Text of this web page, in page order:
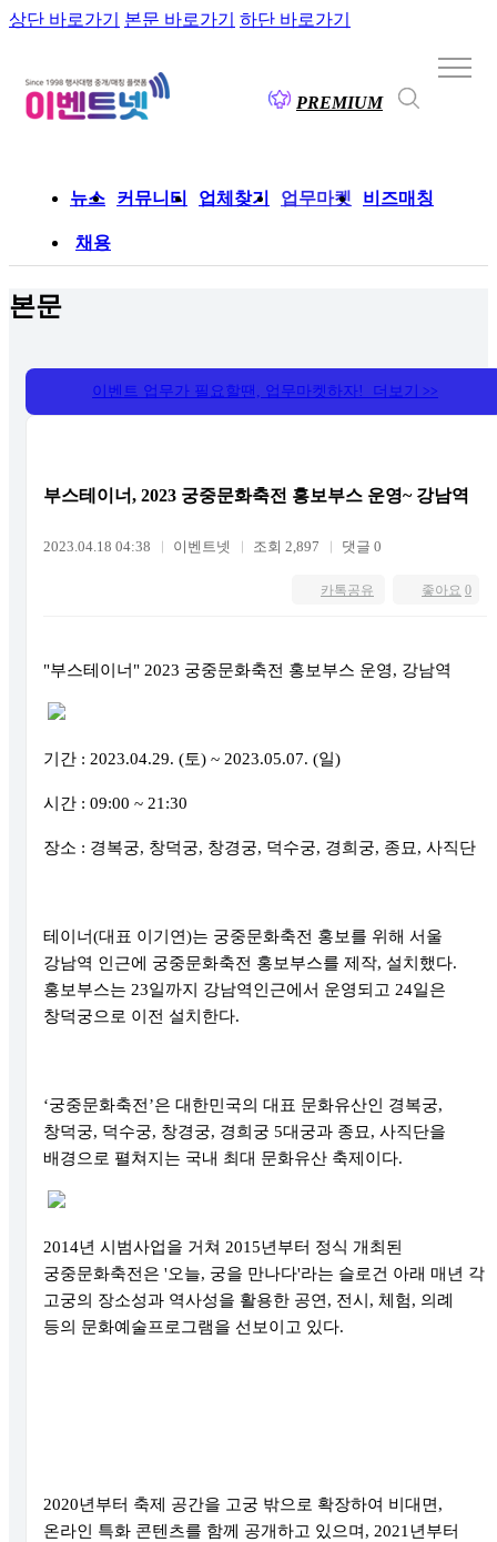
상단 바로가기 본문 바로가기 하단 바로가기
PREMIUM
뉴스 커뮤니티 업체찾기 업무마켓 비즈매칭
채용
본문
이벤트 업무가 필요할땐, 업무마켓하자! 더보기 >>
부스테이너, 2023 궁중문화축전 홍보부스 운영~ 강남역
2023.04.18 04:38 이벤트넷 조회 2,897 댓글 0
좋아요 0
카톡공유
"부스테이너 " 2023 궁중문화축전 홍보부스 운영, 강남역
기간 : 2023.04.29. (토) ~ 2023.05.07. (일)
시간 : 09:00 ~ 21:30
장소 : 경복궁, 창덕궁, 창경궁, 덕수궁, 경희궁, 종묘, 사직단
테이너(대표 이기연)는 궁중문화축전 홍보를 위해 서울
강남역 인근에 궁중문화축전 홍보부스를 제작, 설치했다.
홍보부스는 23일까지 강남역인근에서 운영되고 24일은
창덕궁으로 이전 설치한다.
‘궁중문화축전’은 대한민국의 대표 문화유산인 경복궁,
창덕궁, 덕수궁, 창경궁, 경희궁 5대궁과 종묘, 사직단을
배경으로 펼쳐지는 국내 최대 문화유산 축제이다.
2014년 시범사업을 거쳐 2015년부터 정식 개최된
궁중문화축전은 '오늘, 궁을 만나다'라는 슬로건 아래 매년 각
고궁의 장소성과 역사성을 활용한 공연, 전시 , 체험, 의례
등의 문화예술프로그램을 선보이고 있다.
2020년부터 축제 공간을 고궁 밖으로 확장하여 비대면,
온라인 특화 콘텐츠를 함께 공개하고 있으며 , 2021년부터